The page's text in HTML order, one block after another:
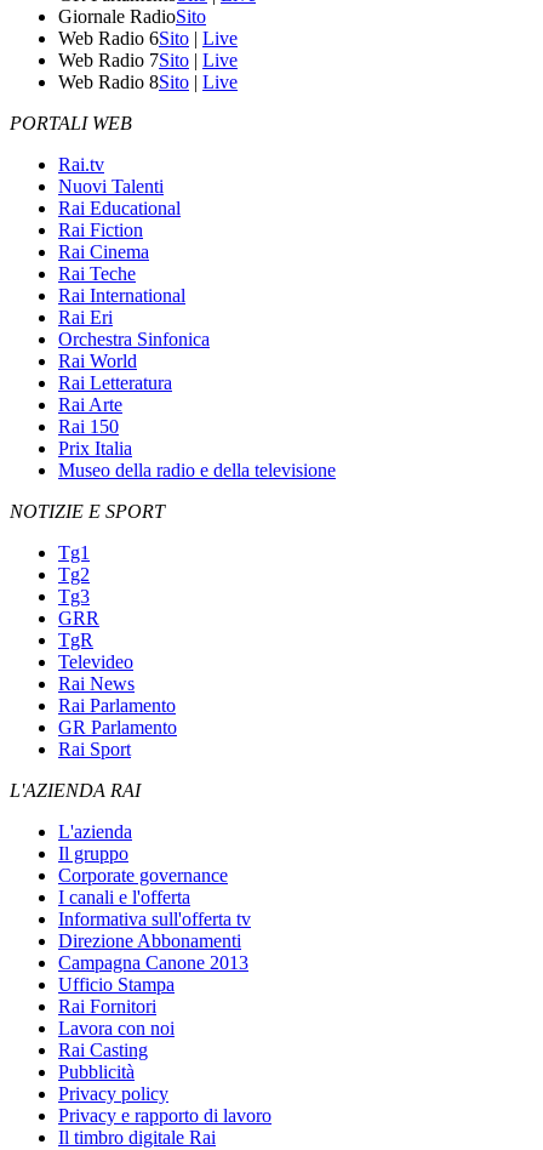
Giornale RadioSito
Web Radio 6Sito | Live
Web Radio 7Sito | Live
Web Radio 8Sito | Live
PORTALI WEB
Rai.tv
Nuovi Talenti
Rai Educational
Rai Fiction
Rai Cinema
Rai Teche
Rai International
Rai Eri
Orchestra Sinfonica
Rai World
Rai Letteratura
Rai Arte
Rai 150
Prix Italia
Museo della radio e della televisione
NOTIZIE E SPORT
Tg1
Tg2
Tg3
GRR
TgR
Televideo
Rai News
Rai Parlamento
GR Parlamento
Rai Sport
L'AZIENDA RAI
L'azienda
Il gruppo
Corporate governance
I canali e l'offerta
Informativa sull'offerta tv
Direzione Abbonamenti
Campagna Canone 2013
Ufficio Stampa
Rai Fornitori
Lavora con noi
Rai Casting
Pubblicità
Privacy policy
Privacy e rapporto di lavoro
Il timbro digitale Rai